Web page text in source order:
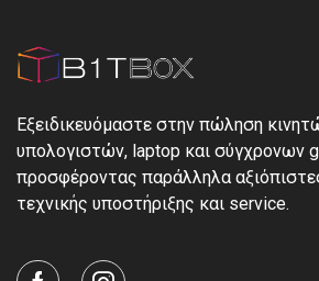
Εξειδικευόμαστε στην πώληση
υπολογιστών, laptop και σύγχρονων
προσφέροντας παράλληλα
τεχνικής υποστήριξης και service.